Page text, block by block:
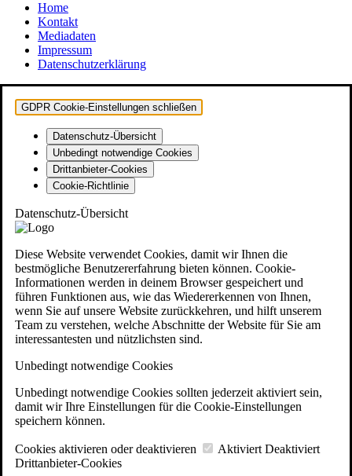
Home
Kontakt
Mediadaten
Impressum
Datenschutzerklärung
GDPR Cookie-Einstellungen schließen
Datenschutz-Übersicht
Unbedingt notwendige Cookies
Drittanbieter-Cookies
Cookie-Richtlinie
Datenschutz-Übersicht
Diese Website verwendet Cookies, damit wir Ihnen die
bestmögliche Benutzererfahrung bieten können. Cookie-
Informationen werden in deinem Browser gespeichert und
führen Funktionen aus, wie das Wiedererkennen von Ihnen,
wenn Sie auf unsere Website zurückkehren, und hilft unserem
Team zu verstehen, welche Abschnitte der Website für Sie am
interessantesten und nützlichsten sind.
Unbedingt notwendige Cookies
Unbedingt notwendige Cookies sollten jederzeit aktiviert sein,
damit wir Ihre Einstellungen für die Cookie-Einstellungen
speichern können.
Cookies aktivieren oder deaktivieren Aktiviert Deaktiviert
Drittanbieter-Cookies